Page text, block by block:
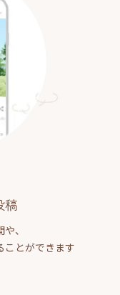
稿
、
ことができます